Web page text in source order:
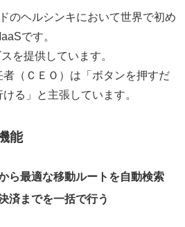
のヘルシンキにおいて世界で初め
です。
を提供しています。
者（ＣＥＯ）は「ボタンを押すだ
る」と主張しています。
能
ら最適な移動ルートを自動検索
済までを一括で行う